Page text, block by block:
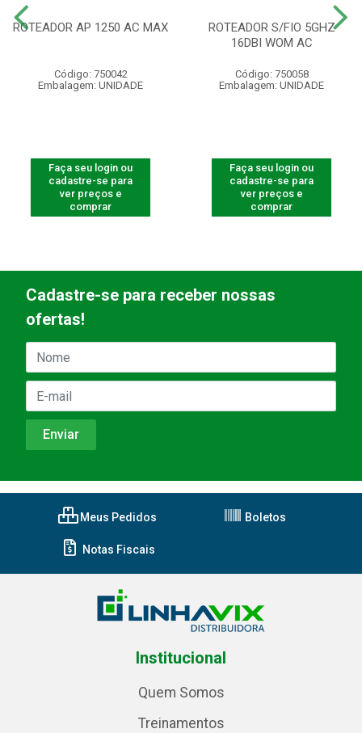
ROTEADOR AP 1250 AC MAX
Código: 750042
Embalagem: UNIDADE
Faça seu login ou
cadastre-se para
ver preços e
comprar
ROTEADOR S/FIO 5GHZ
16DBI WOM AC
Código: 750058
Embalagem: UNIDADE
Faça seu login ou
cadastre-se para
ver preços e
comprar
Cadastre-se para receber nossas
ofertas!
Meus Pedidos Boletos
Notas Fiscais
Institucional
Quem Somos
Treinamentos